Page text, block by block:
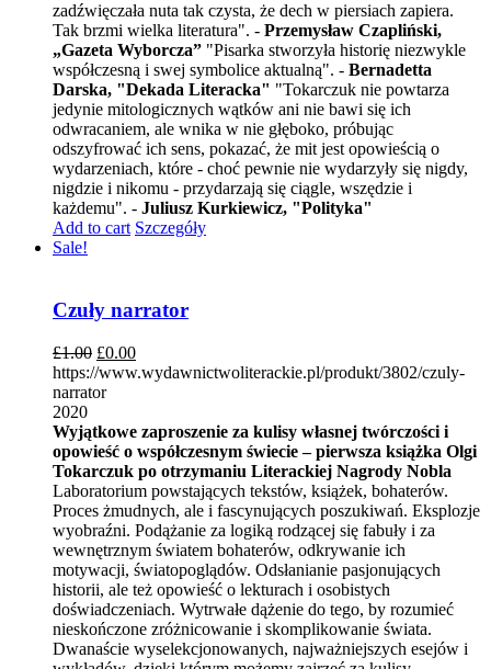
zadźwięczała nuta tak czysta, że dech w piersiach zapiera.
Tak brzmi wielka literatura". - Przemysław Czapliński,
„Gazeta Wyborcza” "Pisarka stworzyła historię niezwykle
współczesną i swej symbolice aktualną". - Bernadetta
Darska, "Dekada Literacka" "Tokarczuk nie powtarza
jedynie mitologicznych wątków ani nie bawi się ich
odwracaniem, ale wnika w nie głęboko, próbując
odszyfrować ich sens, pokazać, że mit jest opowieścią o
wydarzeniach, które - choć pewnie nie wydarzyły się nigdy,
nigdzie i nikomu - przydarzają się ciągle, wszędzie i
każdemu". - Juliusz Kurkiewicz, "Polityka"
Add to cart Szczegóły
Sale!
Czuły narrator
£1.00 £0.00
https://www.wydawnictwoliterackie.pl/produkt/3802/czuly-
narrator
2020
Wyjątkowe zaproszenie za kulisy własnej twórczości i
opowieść o współczesnym świecie – pierwsza książka Olgi
Tokarczuk po otrzymaniu Literackiej Nagrody Nobla
Laboratorium powstających tekstów, książek, bohaterów.
Proces żmudnych, ale i fascynujących poszukiwań. Eksplozje
wyobraźni. Podążanie za logiką rodzącej się fabuły i za
wewnętrznym światem bohaterów, odkrywanie ich
motywacji, światopoglądów. Odsłanianie pasjonujących
historii, ale też opowieść o lekturach i osobistych
doświadczeniach. Wytrwałe dążenie do tego, by rozumieć
nieskończone zróżnicowanie i skomplikowanie świata.
Dwanaście wyselekcjonowanych, najważniejszych esejów i